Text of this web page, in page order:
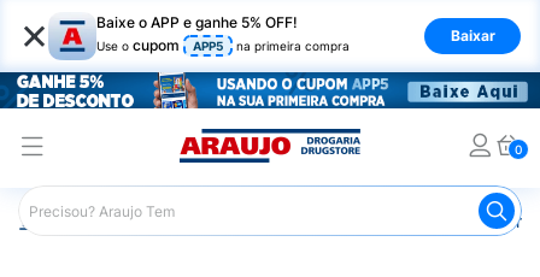
× Baixe o APP e ganhe 5% OFF!
Use o cupom APP5 na primeira compra
Baixar
0
Araujo Higiene Pessoal Pasta de Dente